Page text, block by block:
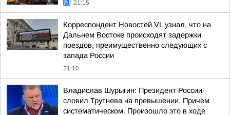
21:15
Корреспондент Новостей VL узнал, что на
Дальнем Востоке происходят задержки
поездов, преимущественно следующих с
запада России
21:10
Владислав Шурыгин: Президент России
словил Трутнева на превышении. Причем
систематическом. Произошло это в ходе